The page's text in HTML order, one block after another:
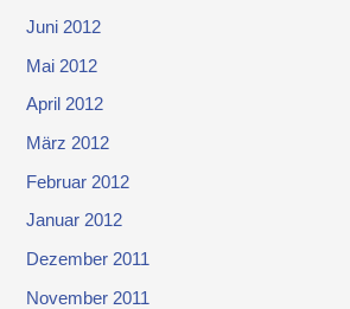
Juni 2012
Mai 2012
April 2012
März 2012
Februar 2012
Januar 2012
Dezember 2011
November 2011